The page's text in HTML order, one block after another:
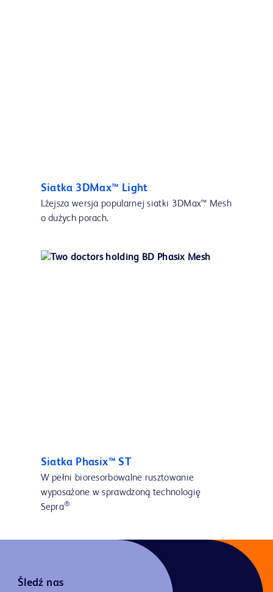
Siatka 3DMax™ Light
Lżejsza wersja popularnej siatki 3DMax™ Mesh
o dużych porach.
Siatka Phasix™ ST
W pełni bioresorbowalne rusztowanie
wyposażone w sprawdzoną technologię
Sepra®
Śledź nas